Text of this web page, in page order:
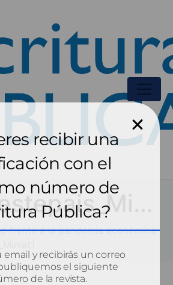
frente a la pandemia económica
recibir una
con el
número de
Pública?
email y recibirás un correo
el siguiente
de la revista.